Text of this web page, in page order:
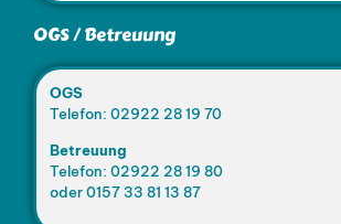
OGS / Betreuung
OGS
Telefon: 02922 28 19 70
Betreuung
Telefon: 02922 28 19 80
oder 0157 33 81 13 87